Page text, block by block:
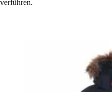
verführen.